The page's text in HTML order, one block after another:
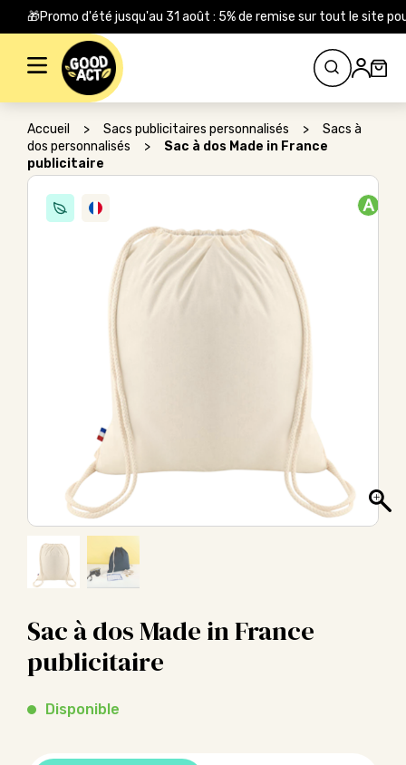
🎁Promo d'été jusqu'au 31 août : 5% de remise sur tout le site
Rechercher :
Accueil > Sacs publicitaires personnalisés >
Sacs à
dos personnalisés
>
Sac à dos Made in France
publicitaire
A
Sac à dos Made in France
publicitaire
Disponible